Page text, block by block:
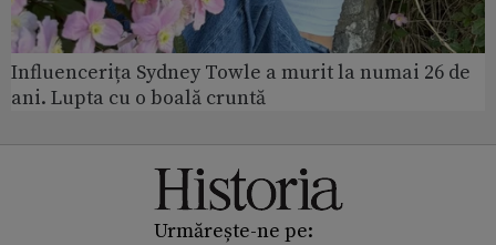
Influencerița Sydney Towle a murit la numai 26 de
ani. Lupta cu o boală cruntă
Urmărește-ne pe: